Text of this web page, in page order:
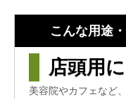
こんな用途
店頭用に
美容院やカフェなど